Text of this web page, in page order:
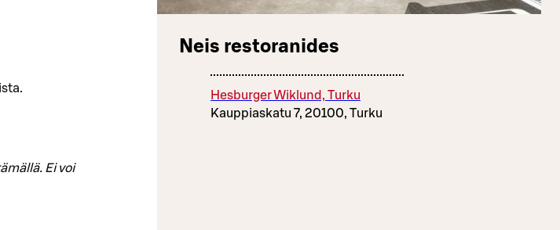
Ei voi
Neis restoranides
Hesburger Wiklund, Turku
Kauppiaskatu 7, 20100, Turku